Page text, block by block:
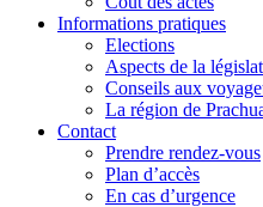
Informations pratiques
Elections
Aspects de la
Conseils aux
La région de
Contact
Prendre rendez-vous
Plan d’accès
En cas d’urgence